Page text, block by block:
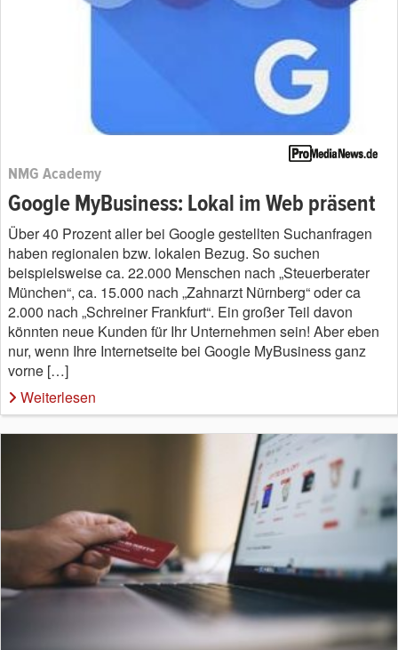
NMG Academy
Google MyBusiness: Lokal im Web präsent
Über 40 Prozent aller bei Google gestellten Suchanfragen
haben regionalen bzw. lokalen Bezug. So suchen
beispielsweise ca. 22.000 Menschen nach „Steuerberater
München“, ca. 15.000 nach „Zahnarzt Nürnberg“ oder ca
2.000 nach „Schreiner Frankfurt“. Ein großer Teil davon
könnten neue Kunden für Ihr Unternehmen sein! Aber eben
nur, wenn Ihre Internetseite bei Google MyBusiness ganz
vorne […]
Weiterlesen